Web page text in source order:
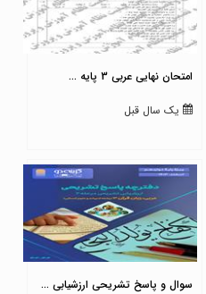
امتحان نهایی عربی 3 پایه ...
یک سال قبل
سوال و پاسخ تشریحی ارزشیابی ...